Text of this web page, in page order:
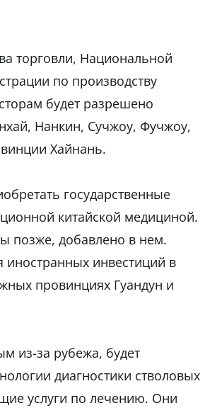
торговли, Национальной
по производству
будет разрешено
Нанкин, Сучжоу, Фучжоу,
Хайнань.
государственные
китайской медициной.
позже, добавлено в нем.
иностранных инвестиций в
провинциях Гуандун и
из-за рубежа, будет
диагностики стволовых
услуги по лечению. Они